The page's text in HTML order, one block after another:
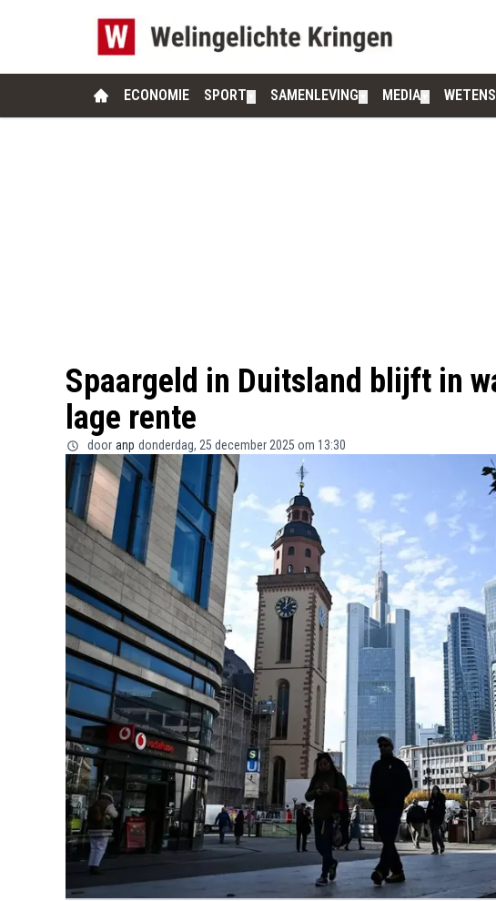
ECONOMIE SPORT SAMENLEVING MEDIA
Spaargeld in Duitsland blijft in
lage rente
door anp donderdag, 25 december 2025 om 13:30